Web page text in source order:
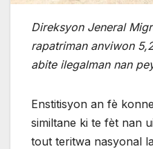
Direksyon Jeneral
rapatriman anviwon
abite ilegalman nan
Enstitisyon an fè
similtane ki te fèt nan
tout teritwa nasyonal